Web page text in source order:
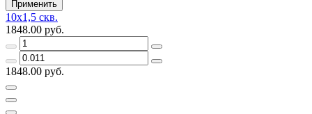
Применить
10х1,5 скв.
1848.00 руб.
1848.00 руб.